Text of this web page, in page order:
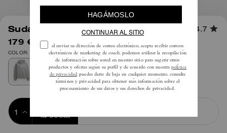
Sudadera con capucha 4.7
179 € 325 €
COLOR: Gris brezo
la cesta